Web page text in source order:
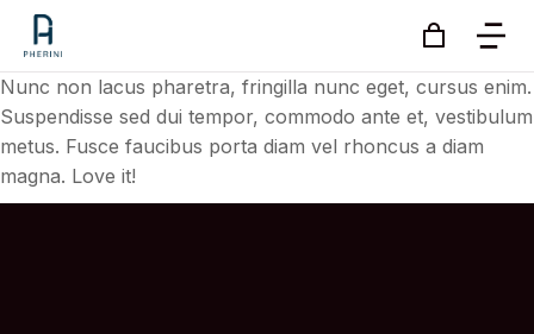
Nunc non lacus pharetra, fringilla nunc eget, cursus enim.
Suspendisse sed dui tempor, commodo ante et, vestibulum
metus. Fusce faucibus porta diam vel rhoncus a diam
magna. Love it!